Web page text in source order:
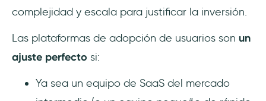
complejidad y escala para justificar la inversión.
Las plataformas de adopción de usuarios son un
ajuste perfecto si:
Ya sea un equipo de SaaS del mercado